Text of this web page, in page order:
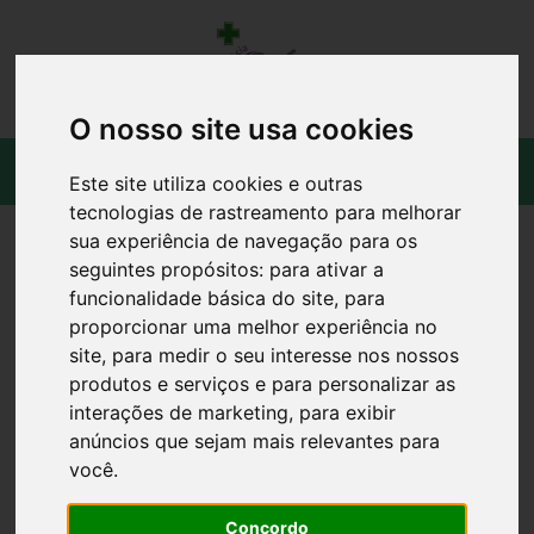
O nosso site usa cookies
Este site utiliza cookies e outras
tecnologias de rastreamento para melhorar
sua experiência de navegação para os
seguintes propósitos: para ativar a
funcionalidade básica do site, para
proporcionar uma melhor experiência no
site, para medir o seu interesse nos nossos
produtos e serviços e para personalizar as
interações de marketing, para exibir
anúncios que sejam mais relevantes para
você.
Concordo